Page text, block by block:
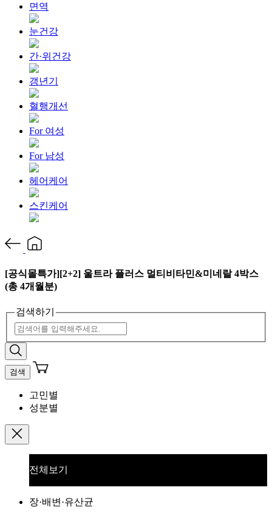
면역
눈건강
간·위건강
갱년기
혈행개선
For 여성
For 남성
헤어케어
스킨케어
[공식몰특가][2+2] 울트라 플러스 멀티비타민&미네랄 4박스
(총 4개월분)
검색하기
검색
고민별
성분별
전체보기
장·배변·유산균